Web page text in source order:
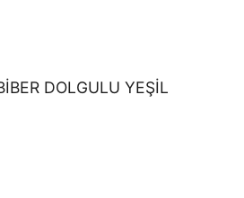
DOLGULU YEŞİL